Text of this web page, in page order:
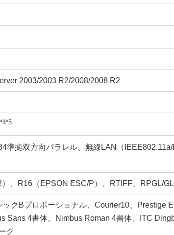
2003/2003 R2/2008/2008 R2
*4*5
拠双方向パラレル、無線LAN（IEEE802.11a/
、R16（EPSON ESC/P）、RTIFF、RPGL/
クBプロポーショナル、Courier10、Prestige
Sans 4書体、Nimbus Roman 4書体、ITC
ク